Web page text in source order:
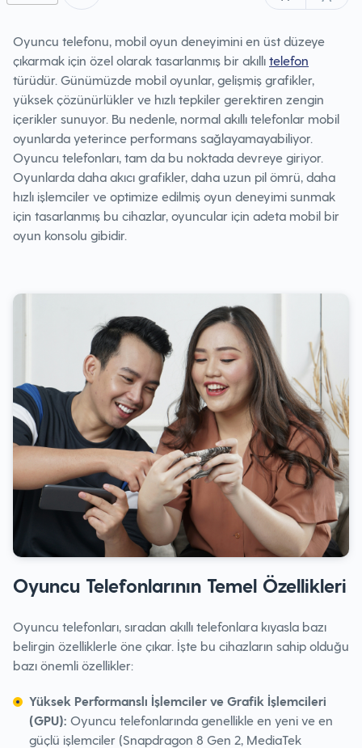
Oyuncu telefonu, mobil oyun deneyimini en üst düzeye
çıkarmak için özel olarak tasarlanmış bir akıllı telefon
türüdür. Günümüzde mobil oyunlar, gelişmiş grafikler,
yüksek çözünürlükler ve hızlı tepkiler gerektiren zengin
içerikler sunuyor. Bu nedenle, normal akıllı telefonlar mobil
oyunlarda yeterince performans sağlayamayabiliyor.
Oyuncu telefonları, tam da bu noktada devreye giriyor.
Oyunlarda daha akıcı grafikler, daha uzun pil ömrü, daha
hızlı işlemciler ve optimize edilmiş oyun deneyimi sunmak
için tasarlanmış bu cihazlar, oyuncular için adeta mobil bir
oyun konsolu gibidir.
Oyuncu Telefonlarının Temel Özellikleri
Oyuncu telefonları, sıradan akıllı telefonlara kıyasla bazı
belirgin özelliklerle öne çıkar. İşte bu cihazların sahip olduğu
bazı önemli özellikler:
Yüksek Performanslı İşlemciler ve Grafik İşlemcileri
(GPU): Oyuncu telefonlarında genellikle en yeni ve en
güçlü işlemciler (Snapdragon 8 Gen 2, MediaTek